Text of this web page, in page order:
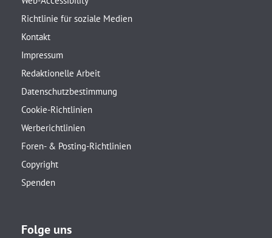
Richtlinie für soziale Medien
Kontakt
Impressum
Redaktionelle Arbeit
Datenschutzbestimmung
Cookie-Richtlinien
Werberichtlinien
Foren- & Posting-Richtlinien
Copyright
Spenden
Folge uns